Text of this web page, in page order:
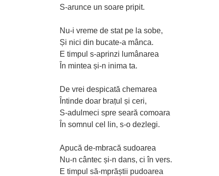
S-arunce un soare pripit.
Nu-i vreme de stat pe la sobe,
Și nici din bucate-a mânca.
E timpul s-aprinzi lumânarea
În mintea și-n inima ta.
De vrei despicată chemarea
Întinde doar brațul și ceri,
S-adulmeci spre seară comoara
În somnul cel lin, s-o dezlegi.
Apucă de-mbracă sudoarea
Nu-n cântec și-n dans, ci în vers.
E timpul să-mprăștii pudoarea